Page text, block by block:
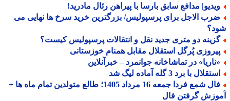
مدافع سابق بارسا با پیراهن رئال مادرید!
الاجل برای پرسپولیس/ بزرگترین خرید سرخ ها نهایی می
دو متری جدید نقل و انتقالات پرسپولیس کیست؟
پُرگل استقلال مقابل همنام خوزستانی
در تماشاخانه جوانمرد – خبرآنلاین
با برد 3 گله آماده لیگ شد
فال شمع فردا جمعه 16 مرداد 1405؛ طالع متولدین تمام ماه ها +
گرفتن فال